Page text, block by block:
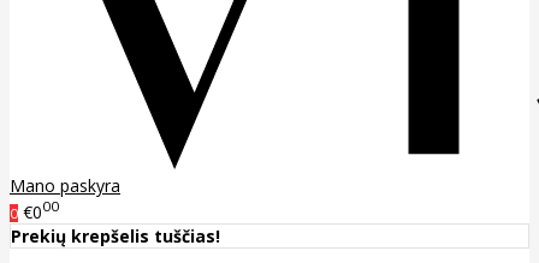
Mano paskyra
0 €000
Prekių krepšelis tuščias!